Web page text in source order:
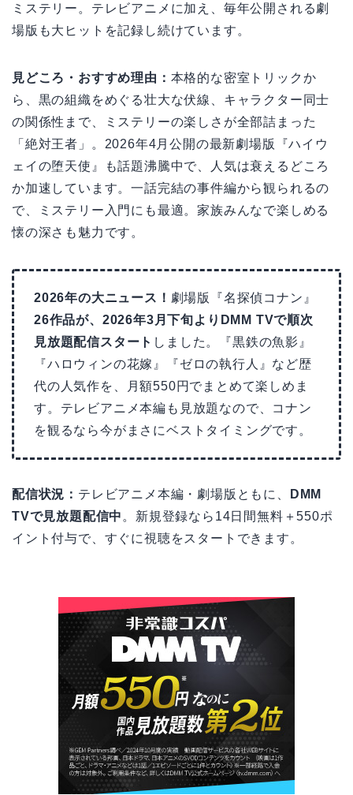
ミステリー。テレビアニメに加え、毎年公開される劇
場版も大ヒットを記録し続けています。
見どころ・おすすめ理由： 本格的な密室トリックか
ら、黒の組織をめぐる壮大な伏線、キャラクター同士
の関係性まで、ミステリーの楽しさが全部詰まった
「絶対王者」。2026年4月公開の最新劇場版『ハイウ
ェイの堕天使』も話題沸騰中で、人気は衰えるどころ
か加速しています。一話完結の事件編から観られるの
で、ミステリー入門にも最適。家族みんなで楽しめる
懐の深さも魅力です。
2026年の大ニュース！ 劇場版『名探偵コナン』
26作品が、2026年3月下旬よりDMM TVで順次
見放題配信スタート しました。『黒鉄の魚影』
『ハロウィンの花嫁』『ゼロの執行人』など歴
代の人気作を、月額550円でまとめて楽しめま
す。テレビアニメ本編も見放題なので、コナン
を観るなら今がまさにベストタイミングです。
配信状況： テレビアニメ本編・劇場版ともに、
DMM
TVで見放題配信中 。新規登録なら14日間無料＋550ポ
イント付与で、すぐに視聴をスタートできます。